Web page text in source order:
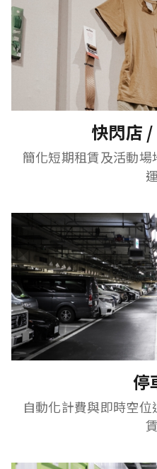
快閃店
簡化短期租賃及活動
停
自動化計費與即時空